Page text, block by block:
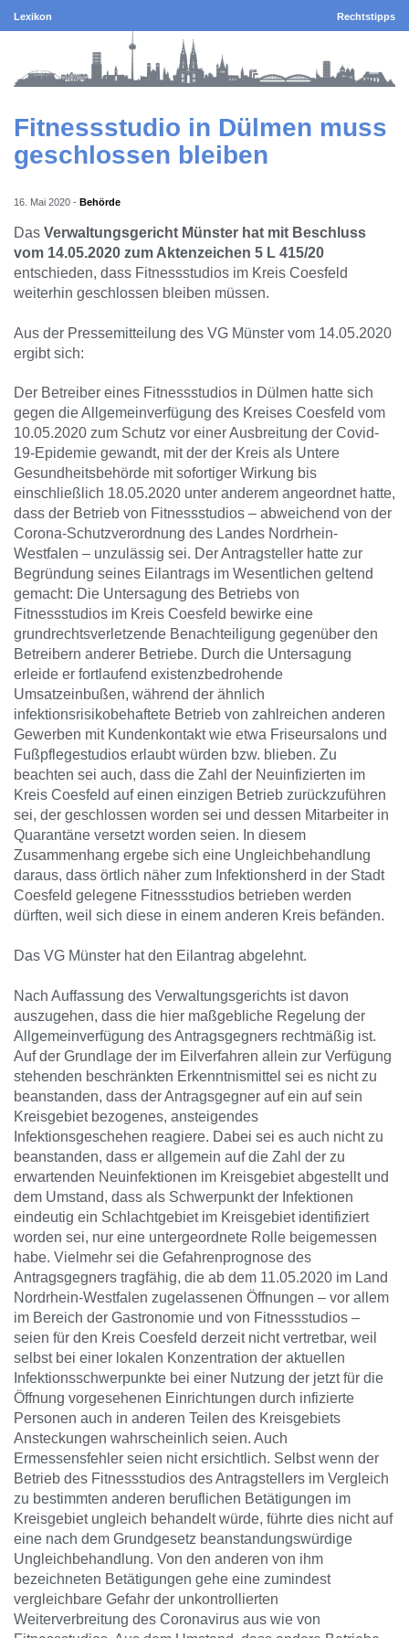
Lexikon Rechtstipps
Fitnessstudio in Dülmen muss
geschlossen bleiben
16. Mai 2020 - Behörde
Das Verwaltungsgericht Münster hat mit Beschluss
vom 14.05.2020 zum Aktenzeichen 5 L 415/20
entschieden, dass Fitnessstudios im Kreis Coesfeld
weiterhin geschlossen bleiben müssen.
Aus der Pressemitteilung des VG Münster vom 14.05.2020
ergibt sich:
Der Betreiber eines Fitnessstudios in Dülmen hatte sich
gegen die Allgemeinverfügung des Kreises Coesfeld vom
10.05.2020 zum Schutz vor einer Ausbreitung der Covid-
19-Epidemie gewandt, mit der der Kreis als Untere
Gesundheitsbehörde mit sofortiger Wirkung bis
einschließlich 18.05.2020 unter anderem angeordnet hatte,
dass der Betrieb von Fitnessstudios – abweichend von der
Corona-Schutzverordnung des Landes Nordrhein-
Westfalen – unzulässig sei. Der Antragsteller hatte zur
Begründung seines Eilantrags im Wesentlichen geltend
gemacht: Die Untersagung des Betriebs von
Fitnessstudios im Kreis Coesfeld bewirke eine
grundrechtsverletzende Benachteiligung gegenüber den
Betreibern anderer Betriebe. Durch die Untersagung
erleide er fortlaufend existenzbedrohende
Umsatzeinbußen, während der ähnlich
infektionsrisikobehaftete Betrieb von zahlreichen anderen
Gewerben mit Kundenkontakt wie etwa Friseursalons und
Fußpflegestudios erlaubt würden bzw. blieben. Zu
beachten sei auch, dass die Zahl der Neuinfizierten im
Kreis Coesfeld auf einen einzigen Betrieb zurückzuführen
sei, der geschlossen worden sei und dessen Mitarbeiter in
Quarantäne versetzt worden seien. In diesem
Zusammenhang ergebe sich eine Ungleichbehandlung
daraus, dass örtlich näher zum Infektionsherd in der Stadt
Coesfeld gelegene Fitnessstudios betrieben werden
dürften, weil sich diese in einem anderen Kreis befänden.
Das VG Münster hat den Eilantrag abgelehnt.
Nach Auffassung des Verwaltungsgerichts ist davon
auszugehen, dass die hier maßgebliche Regelung der
Allgemeinverfügung des Antragsgegners rechtmäßig ist.
Auf der Grundlage der im Eilverfahren allein zur Verfügung
stehenden beschränkten Erkenntnismittel sei es nicht zu
beanstanden, dass der Antragsgegner auf ein auf sein
Kreisgebiet bezogenes, ansteigendes
Infektionsgeschehen reagiere. Dabei sei es auch nicht zu
beanstanden, dass er allgemein auf die Zahl der zu
erwartenden Neuinfektionen im Kreisgebiet abgestellt und
dem Umstand, dass als Schwerpunkt der Infektionen
eindeutig ein Schlachtgebiet im Kreisgebiet identifiziert
worden sei, nur eine untergeordnete Rolle beigemessen
habe. Vielmehr sei die Gefahrenprognose des
Antragsgegners tragfähig, die ab dem 11.05.2020 im Land
Nordrhein-Westfalen zugelassenen Öffnungen – vor allem
im Bereich der Gastronomie und von Fitnessstudios –
seien für den Kreis Coesfeld derzeit nicht vertretbar, weil
selbst bei einer lokalen Konzentration der aktuellen
Infektionsschwerpunkte bei einer Nutzung der jetzt für die
Öffnung vorgesehenen Einrichtungen durch infizierte
Personen auch in anderen Teilen des Kreisgebiets
Ansteckungen wahrscheinlich seien. Auch
Ermessensfehler seien nicht ersichtlich. Selbst wenn der
Betrieb des Fitnessstudios des Antragstellers im Vergleich
zu bestimmten anderen beruflichen Betätigungen im
Kreisgebiet ungleich behandelt würde, führte dies nicht auf
eine nach dem Grundgesetz beanstandungswürdige
Ungleichbehandlung. Von den anderen von ihm
bezeichneten Betätigungen gehe eine zumindest
vergleichbare Gefahr der unkontrollierten
Weiterverbreitung des Coronavirus aus wie von